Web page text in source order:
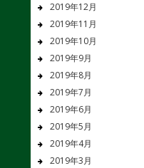
2019年12月
2019年11月
2019年10月
2019年9月
2019年8月
2019年7月
2019年6月
2019年5月
2019年4月
2019年3月